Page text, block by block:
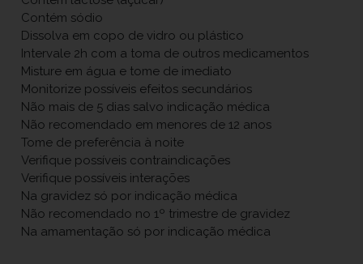
Contém sódio
Dissolva em copo de vidro ou plástico
Intervale 2h com a toma de outros medicamentos
Misture em água e tome de imediato
Monitorize possíveis efeitos secundários
Não mais de 5 dias salvo indicação médica
Não recomendado em menores de 12 anos
Tome de preferência à noite
Verifique possíveis contraindicações
Verifique possíveis interações
Na gravidez só por indicação médica
Não recomendado no 1º trimestre de gravidez
Na amamentação só por indicação médica